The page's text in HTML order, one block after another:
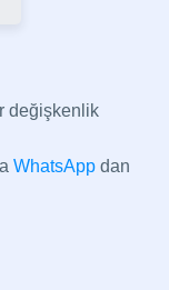
değişkenlik
WhatsApp dan